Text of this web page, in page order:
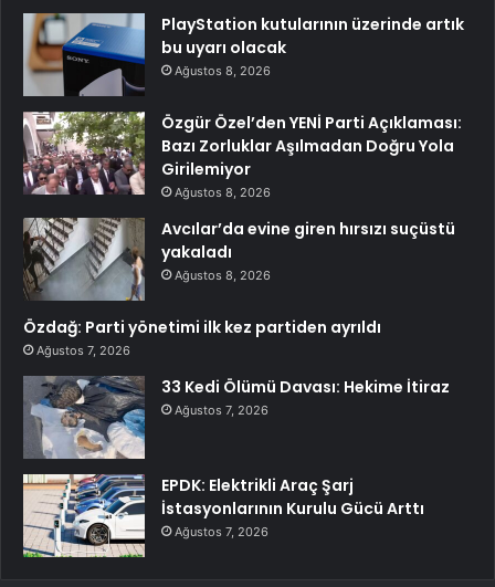
PlayStation kutularının üzerinde artık
bu uyarı olacak
Ağustos 8, 2026
Özgür Özel’den YENİ Parti Açıklaması:
Bazı Zorluklar Aşılmadan Doğru Yola
Girilemiyor
Ağustos 8, 2026
Avcılar’da evine giren hırsızı suçüstü
yakaladı
Ağustos 8, 2026
Özdağ: Parti yönetimi ilk kez partiden ayrıldı
Ağustos 7, 2026
33 Kedi Ölümü Davası: Hekime İtiraz
Ağustos 7, 2026
EPDK: Elektrikli Araç Şarj
İstasyonlarının Kurulu Gücü Arttı
Ağustos 7, 2026